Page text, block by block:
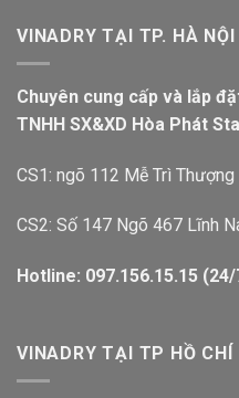
VINADRY TẠI TP. HÀ NỘI
Chuyên cung cấp và lắp
TNHH SX&XD Hòa Phát
CS1: ngõ 112 Mễ Trì
CS2: Số 147 Ngõ 467 Lĩnh
Hotline: 097.156.15.15
VINADRY TẠI TP HỒ CHÍ